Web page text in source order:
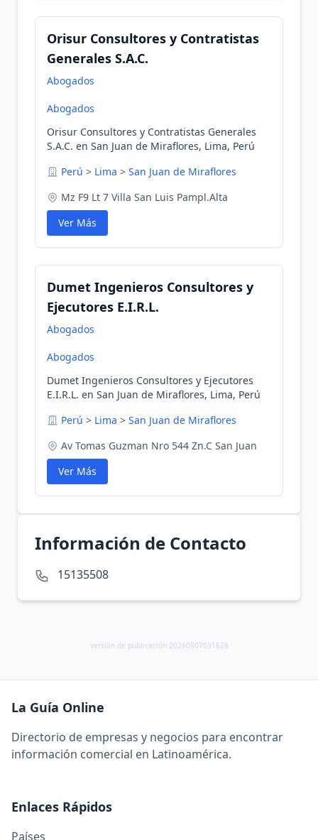
Orisur Consultores y Contratistas
Generales S.A.C.
Abogados
Abogados
Orisur Consultores y Contratistas Generales
S.A.C. en San Juan de Miraflores, Lima, Perú
Perú > Lima > San Juan de Miraflores
Mz F9 Lt 7 Villa San Luis Pampl.Alta
Ver Más
Dumet Ingenieros Consultores y
Ejecutores E.I.R.L.
Abogados
Abogados
Dumet Ingenieros Consultores y Ejecutores
E.I.R.L. en San Juan de Miraflores, Lima, Perú
Perú > Lima > San Juan de Miraflores
Av Tomas Guzman Nro 544 Zn.C San Juan
Ver Más
Información de Contacto
15135508
versión de publicación 20260807031626
La Guía Online
Directorio de empresas y negocios para encontrar
información comercial en Latinoamérica.
Enlaces Rápidos
Países